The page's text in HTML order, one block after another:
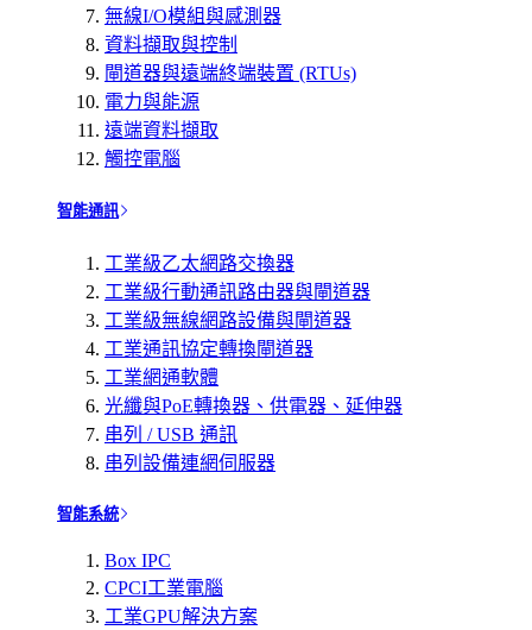
無線I/O模組與感測器
資料擷取與控制
閘道器與遠端終端裝置 (RTUs)
電力與能源
遠端資料擷取
觸控電腦
智能通訊
工業級乙太網路交換器
工業級行動通訊路由器與閘道器
工業級無線網路設備與閘道器
工業通訊協定轉換閘道器
工業網通軟體
光纖與PoE轉換器、供電器、延伸器
串列 / USB 通訊
串列設備連網伺服器
智能系統
Box IPC
CPCI工業電腦
工業GPU解決方案